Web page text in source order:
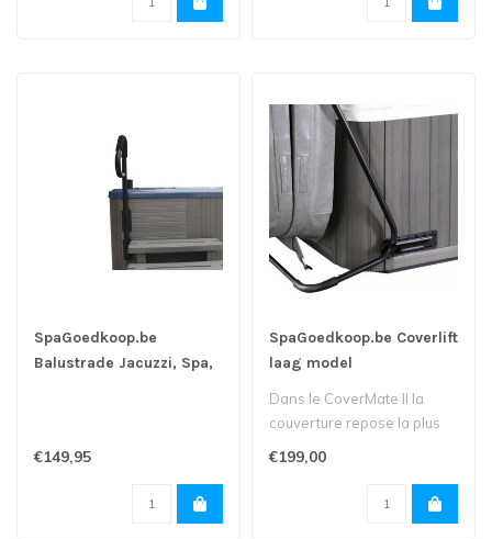
SpaGoedkoop.be
Balustrade Jacuzzi, Spa,
€149,95
SpaGoedkoop.be Coverlift
laag model
Dans le CoverMate II la
couverture repose la plus
€199,00